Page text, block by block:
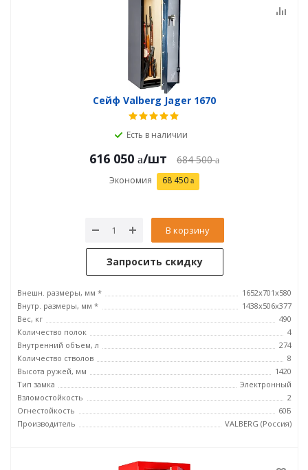
Сейф Valberg Jager 1670
Есть в наличии
616 050 /шт 684 500
Экономия 68 450
В корзину
Запросить скидку
Внешн. размеры, мм *
1652x701x580
Внутр. размеры, мм *
1438х506х377
Вес, кг
490
Количество полок
4
Внутренний объем, л
274
Количество стволов
8
Высота ружей, мм
1420
Тип замка
Электронный
Взломостойкость
2
Огнестойкость
60Б
Производитель
VALBERG (Россия)